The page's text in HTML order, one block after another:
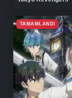
TAMAMLANDI